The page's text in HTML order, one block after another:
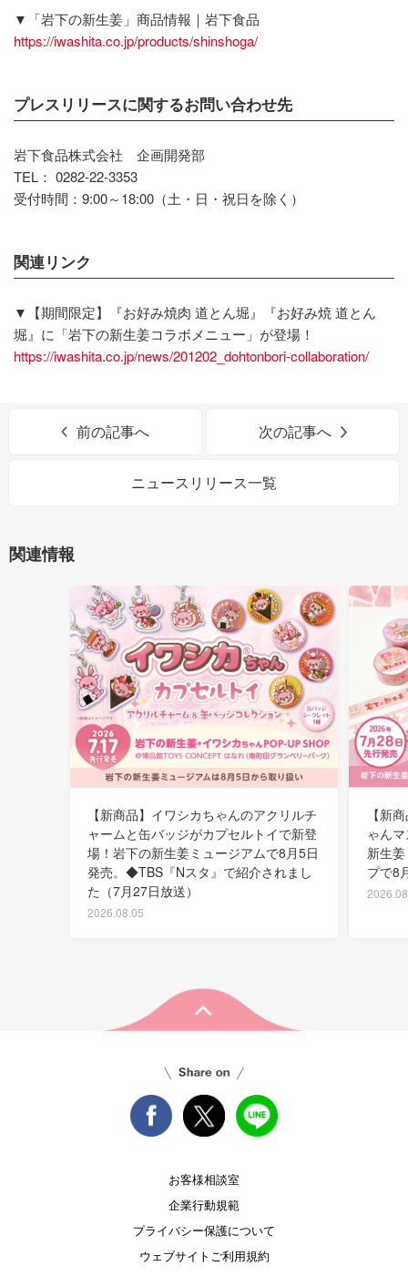
▼「岩下の新生姜」商品情報｜岩下食品
https://iwashita.co.jp/products/shinshoga/
プレスリリースに関するお問い合わせ先
岩下食品株式会社 企画開発部
TEL： 0282-22-3353
受付時間：9:00～18:00（土・日・祝日を除く）
関連リンク
▼【期間限定】『お好み焼肉 道とん堀』『お好み焼 道とん
堀』に「岩下の新生姜コラボメニュー」が登場！
https://iwashita.co.jp/news/201202_dohtonbori-collaboration/
前の記事へ 次の記事へ
ニュースリリース一覧
関連情報
【新商品】イワシカちゃんのアクリルチ
ャームと缶バッジがカプセルトイで新登
場！岩下の新生姜ミュージアムで8月5日
発売。◆TBS『Nスタ』で紹介されまし
た（7月27日放送）
2026.08.05
【新
ゃん
新生
プで8
お客様相談室
企業行動規範
プライバシー保護について
ウェブサイトご利用規約